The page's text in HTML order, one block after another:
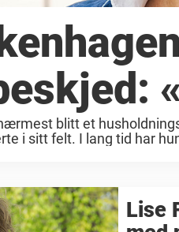
blitt et
i sitt felt. I lang tid har
Lise